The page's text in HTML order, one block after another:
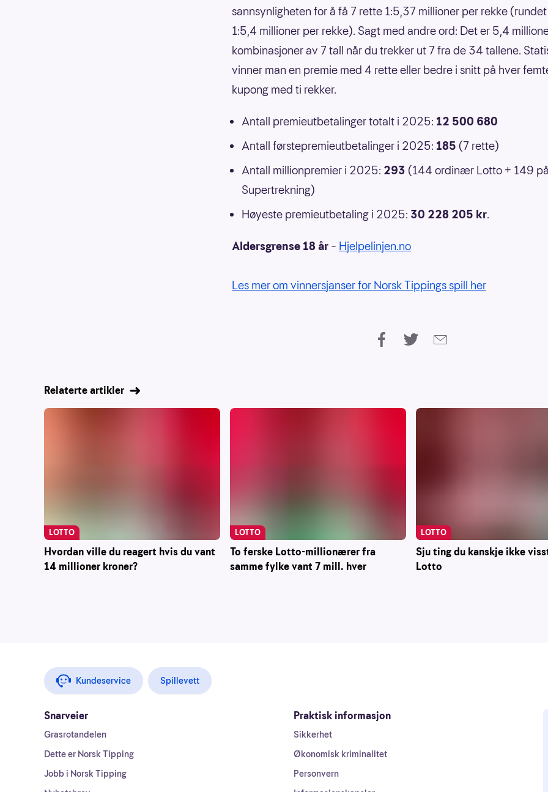
sannsynligheten for å få 7 rette 1:5,37 millioner per rekke
1:5,4 millioner per rekke). Sagt med andre ord: Det er 5,4
kombinasjoner av 7 tall når du trekker ut 7 fra de 34 tallene.
vinner man en premie med 4 rette eller bedre i snitt på hver
kupong med ti rekker.
Antall premieutbetalinger totalt i 2025: 12 500 680
Antall førstepremieutbetalinger i 2025: 185 (7 rette)
Antall millionpremier i 2025: 293 (144 ordinær Lotto + 149 på
Supertrekning)
Høyeste premieutbetaling i 2025: 30 228 205 kr.
Aldersgrense 18 år – Hjelpelinjen.no
Les mer om vinnersjanser for Norsk Tippings spill her
Relaterte artikler
Hvordan ville du reagert hvis du vant
14 millioner kroner?
LOTTO
To ferske Lotto-millionærer fra
samme fylke vant 7 mill. hver
LOTTO
Sju ting du kanskje ikke
Lotto
LOTTO
Kundeservice Spillevett
Snarveier
Grasrotandelen
Dette er Norsk Tipping
Jobb i Norsk Tipping
Praktisk informasjon
Sikkerhet
Økonomisk kriminalitet
Personvern